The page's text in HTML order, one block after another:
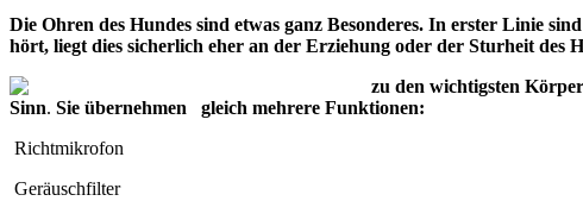
Die Ohren des Hundes sind etwas ganz Besonderes. In erster Linie
hört, liegt dies sicherlich eher an der Erziehung oder der Sturheit des
zu den wichtigsten
Sinn. Sie übernehmen gleich mehrere Funktionen:
Richtmikrofon
Geräuschfilter